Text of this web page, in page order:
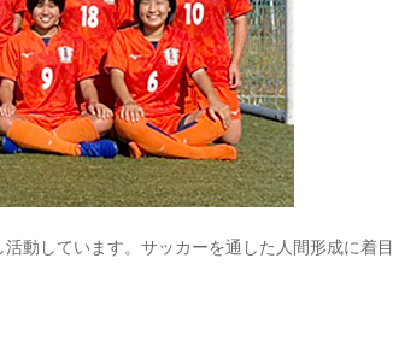
動しています。サッカーを通した人間形成に着目